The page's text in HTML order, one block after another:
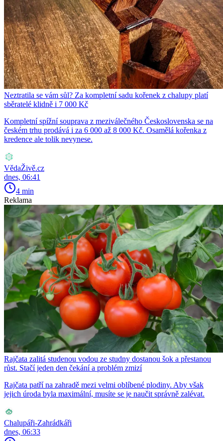
Neztratila se vám sůl? Za kompletní sadu kořenek z chalupy platí
sběratelé klidně i 7 000 Kč
Kompletní spížní souprava z meziválečného Československa se na
českém trhu prodává i za 6 000 až 8 000 Kč. Osamělá kořenka z
kredence ale tolik nevynese.
VědaŽivě.cz
dnes, 06:41
4 min
Reklama
Rajčata zalitá studenou vodou ze studny dostanou šok a přestanou
růst. Stačí jeden den čekání a problém zmizí
Rajčata patří na zahradě mezi velmi oblíbené plodiny. Aby však
jejich úroda byla maximální, musíte se je naučit správně zalévat.
Chalupáři-Zahrádkáři
dnes, 06:33